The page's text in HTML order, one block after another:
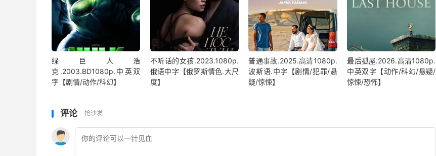
绿巨人浩
克.2003.BD1080p.中英双
字【剧情/动作/科幻】
不听话的女孩.2023.1080p.
俄语中字【俄罗斯情色.大尺
度】
普通事故.2025.高清1080p.
波斯语.中字【剧情/犯罪/悬
疑/惊悚】
最后孤屋.2026.高清1080p.
中英双字【动作/科幻/悬疑/
惊悚/恐怖】
评论 抢沙发